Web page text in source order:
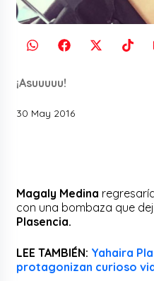
¡Asuuuuu!
30 May 2016
Magaly Medina
con una bombaza que
Plasencia.
LEE TAMBIÉN: Yahaira
protagonizan curioso